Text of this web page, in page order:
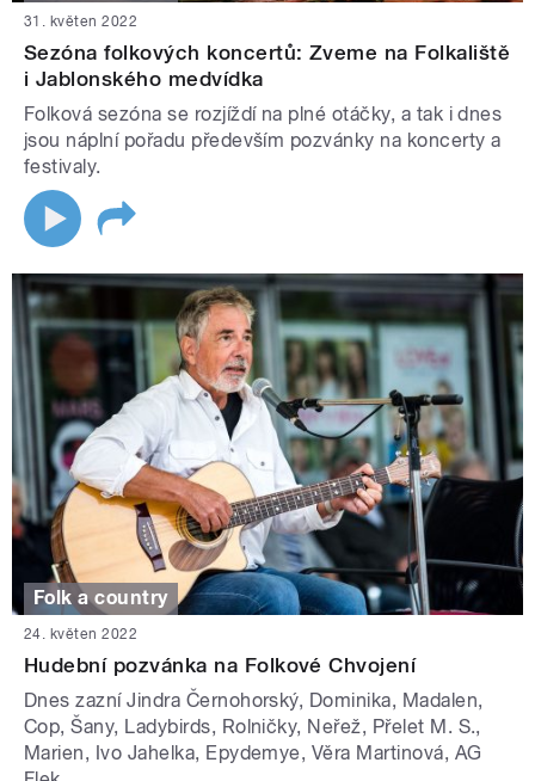
31. květen 2022
Sezóna folkových koncertů: Zveme na Folkaliště
i Jablonského medvídka
Folková sezóna se rozjíždí na plné otáčky, a tak i dnes
jsou náplní pořadu především pozvánky na koncerty a
festivaly.
Folk a country
24. květen 2022
Hudební pozvánka na Folkové Chvojení
Dnes zazní Jindra Černohorský, Dominika, Madalen,
Cop, Šany, Ladybirds, Rolničky, Neřež, Přelet M. S.,
Marien, Ivo Jahelka, Epydemye, Věra Martinová, AG